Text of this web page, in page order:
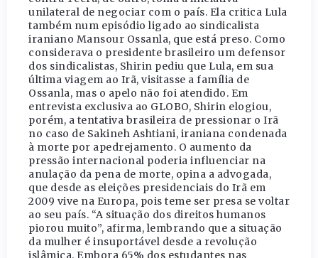
unilateral de negociar com o país. Ela critica Lula
também num episódio ligado ao sindicalista
iraniano Mansour Ossanla, que está preso. Como
considerava o presidente brasileiro um defensor
dos sindicalistas, Shirin pediu que Lula, em sua
última viagem ao Irã, visitasse a família de
Ossanla, mas o apelo não foi atendido. Em
entrevista exclusiva ao GLOBO, Shirin elogiou,
porém, a tentativa brasileira de pressionar o Irã
no caso de Sakineh Ashtiani, iraniana condenada
à morte por apedrejamento. O aumento da
pressão internacional poderia influenciar na
anulação da pena de morte, opina a advogada,
que desde as eleições presidenciais do Irã em
2009 vive na Europa, pois teme ser presa se voltar
ao seu país. “A situação dos direitos humanos
piorou muito”, afirma, lembrando que a situação
da mulher é insuportável desde a revolução
islâmica. Embora 65% dos estudantes nas